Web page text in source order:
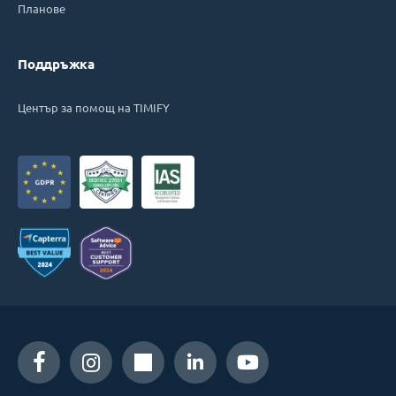
Планове
Поддръжка
Център за помощ на TIMIFY